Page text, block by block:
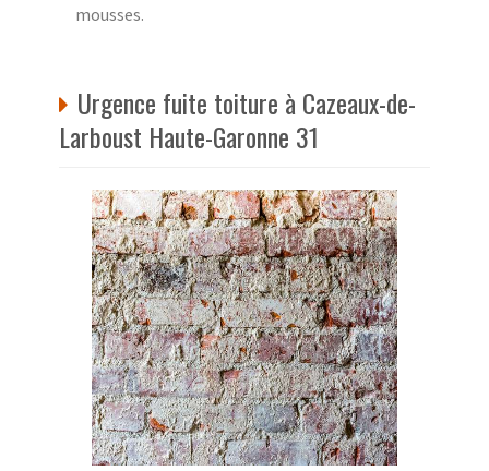
mousses.
Urgence fuite toiture à Cazeaux-de-
Larboust Haute-Garonne 31